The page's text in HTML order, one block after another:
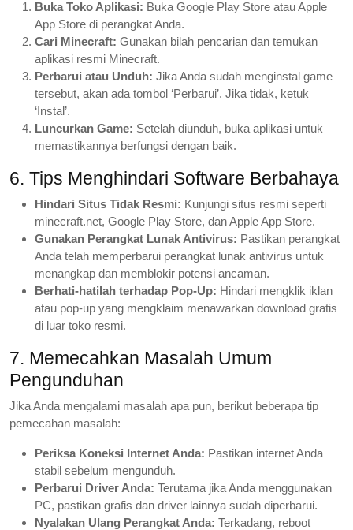
Buka Toko Aplikasi: Buka Google Play Store atau Apple
App Store di perangkat Anda.
Cari Minecraft: Gunakan bilah pencarian dan temukan
aplikasi resmi Minecraft.
Perbarui atau Unduh: Jika Anda sudah menginstal game
tersebut, akan ada tombol ‘Perbarui’. Jika tidak, ketuk
‘Instal’.
Luncurkan Game: Setelah diunduh, buka aplikasi untuk
memastikannya berfungsi dengan baik.
6. Tips Menghindari Software Berbahaya
Hindari Situs Tidak Resmi: Kunjungi situs resmi seperti
minecraft.net, Google Play Store, dan Apple App Store.
Gunakan Perangkat Lunak Antivirus: Pastikan perangkat
Anda telah memperbarui perangkat lunak antivirus untuk
menangkap dan memblokir potensi ancaman.
Berhati-hatilah terhadap Pop-Up: Hindari mengklik iklan
atau pop-up yang mengklaim menawarkan download gratis
di luar toko resmi.
7. Memecahkan Masalah Umum
Pengunduhan
Jika Anda mengalami masalah apa pun, berikut beberapa tip
pemecahan masalah:
Periksa Koneksi Internet Anda: Pastikan internet Anda
stabil sebelum mengunduh.
Perbarui Driver Anda: Terutama jika Anda menggunakan
PC, pastikan grafis dan driver lainnya sudah diperbarui.
Nyalakan Ulang Perangkat Anda: Terkadang, reboot